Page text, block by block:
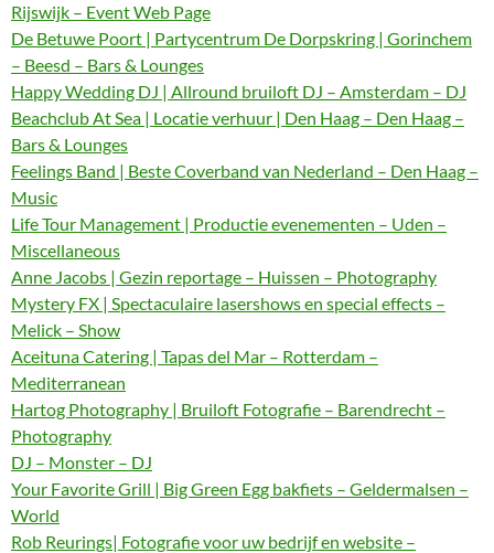
Rijswijk – Event Web Page
De Betuwe Poort | Partycentrum De Dorpskring | Gorinchem
– Beesd – Bars & Lounges
Happy Wedding DJ | Allround bruiloft DJ – Amsterdam – DJ
Beachclub At Sea | Locatie verhuur | Den Haag – Den Haag –
Bars & Lounges
Feelings Band | Beste Coverband van Nederland – Den Haag –
Music
Life Tour Management | Productie evenementen – Uden –
Miscellaneous
Anne Jacobs | Gezin reportage – Huissen – Photography
Mystery FX | Spectaculaire lasershows en special effects –
Melick – Show
Aceituna Catering | Tapas del Mar – Rotterdam –
Mediterranean
Hartog Photography | Bruiloft Fotografie – Barendrecht –
Photography
DJ – Monster – DJ
Your Favorite Grill | Big Green Egg bakfiets – Geldermalsen –
World
Rob Reurings| Fotografie voor uw bedrijf en website –